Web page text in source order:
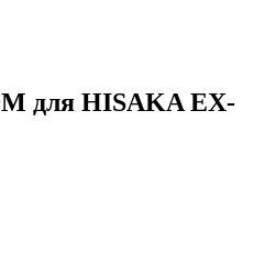
для HISAKA EX-